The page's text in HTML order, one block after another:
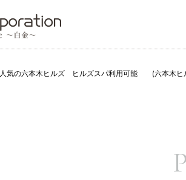
人気の六本木ヒルズ ヒルズスパ利用可能 (六本木ヒ